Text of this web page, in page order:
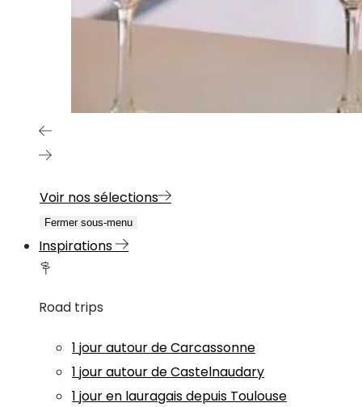
Voir nos sélections
Fermer sous-menu
Inspirations
Road trips
1 jour autour de Carcassonne
1 jour autour de Castelnaudary
1 jour en lauragais depuis Toulouse